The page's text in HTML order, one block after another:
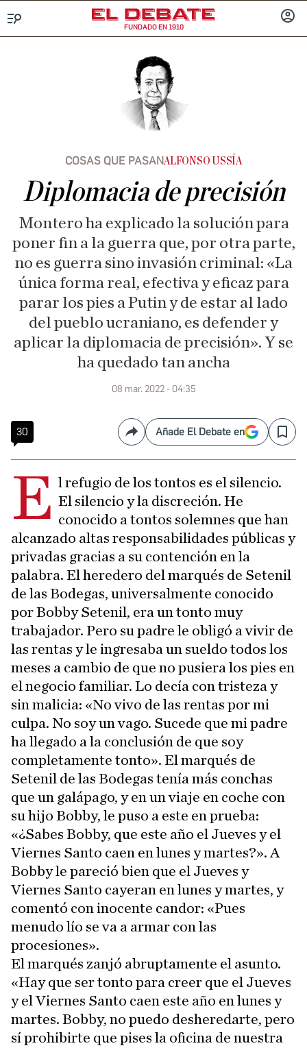
FUNDADO EN 1910
COSAS QUE PASANALFONSO USSÍA
Diplomacia de precisión
Montero ha explicado la solución para
poner fin a la guerra que, por otra parte,
no es guerra sino invasión criminal: «La
única forma real, efectiva y eficaz para
parar los pies a Putin y de estar al lado
del pueblo ucraniano, es defender y
aplicar la diplomacia de precisión». Y se
ha quedado tan ancha
08 mar. 2022 - 04:35
30 CompartirAñade El Debate en Save
E l refugio de los tontos es el silencio.
El silencio y la discreción. He
conocido a tontos solemnes que han
alcanzado altas responsabilidades públicas y
privadas gracias a su contención en la
palabra. El heredero del marqués de Setenil
de las Bodegas, universalmente conocido
por Bobby Setenil, era un tonto muy
trabajador. Pero su padre le obligó a vivir de
las rentas y le ingresaba un sueldo todos los
meses a cambio de que no pusiera los pies en
el negocio familiar. Lo decía con tristeza y
sin malicia: «No vivo de las rentas por mi
culpa. No soy un vago. Sucede que mi padre
ha llegado a la conclusión de que soy
completamente tonto». El marqués de
Setenil de las Bodegas tenía más conchas
que un galápago, y en un viaje en coche con
su hijo Bobby, le puso a este en prueba:
«¿Sabes Bobby, que este año el Jueves y el
Viernes Santo caen en lunes y martes?». A
Bobby le pareció bien que el Jueves y
Viernes Santo cayeran en lunes y martes, y
comentó con inocente candor: «Pues
menudo lío se va a armar con las
procesiones».
El marqués zanjó abruptamente el asunto.
«Hay que ser tonto para creer que el Jueves
y el Viernes Santo caen este año en lunes y
martes. Bobby, no puedo desheredarte, pero
sí prohibirte que pises la oficina de nuestra